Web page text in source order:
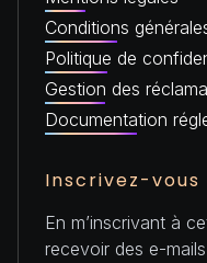
Conditions
Politique de
Gestion des
Documentation
Inscrivez-
En m’inscrivant à
recevoir des e-